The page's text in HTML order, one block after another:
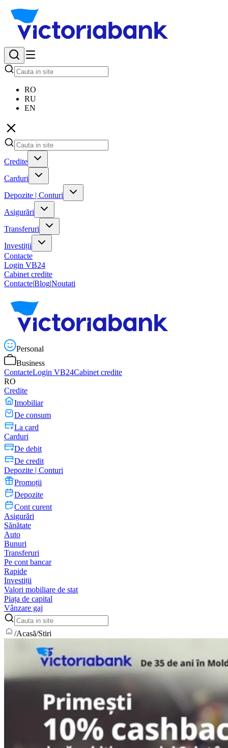
RO
RU
EN
Credite
Carduri
Depozite | Conturi
Asigurări
Transferuri
Investiții
Contacte
Login VB24
Cabinet credite
Contacte|Blog|Noutati
Personal
Business
ContacteLogin VB24Cabinet credite
RO
Credite
Imobiliar
De consum
La card
Carduri
De debit
De credit
Depozite | Conturi
Promoții
Depozite
Cont curent
Asigurări
Sănătate
Auto
Bunuri
Transferuri
Pe cont bancar
Rapide
Investiții
Valori mobiliare de stat
Piața de capital
Vânzare gaj
/Acasă/Stiri